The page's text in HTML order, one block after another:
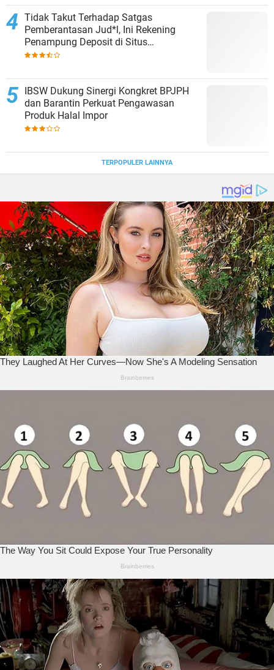
Tidak Takut Terhadap Satgas
Pemberantasan Jud*l, Ini Rekening
Penampung Deposit di Situs
MENARA4D
IBSW Dukung Sinergi Kongkret BPJPH
dan Barantin Perkuat Pengawasan
Produk Halal Impor
TERPOPULER LAINNYA